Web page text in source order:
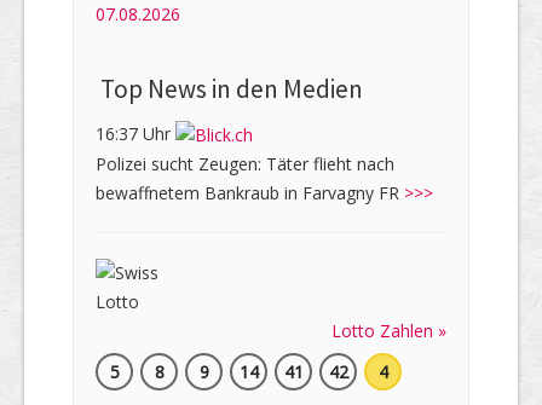
07.08.2026
Top News in den Medien
16:37 Uhr
Polizei sucht Zeugen: Täter flieht nach
bewaffnetem Bankraub in Farvagny FR >>>
Lotto Zahlen »
5
8 9 14 41 42 4